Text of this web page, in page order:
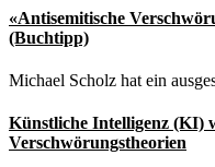
«Antisemitische
(Buchtipp)
Michael Scholz hat ein
Künstliche Intelligenz (KI)
Verschwörungstheorien